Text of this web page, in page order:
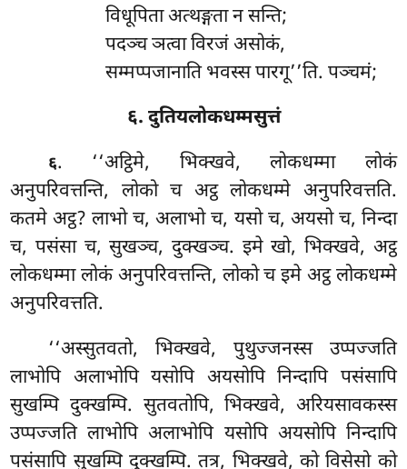
विधूपिता अत्थङ्गता न सन्ति;
पदञ्च ञत्वा विरजं असोकं,
सम्मप्पजानाति भवस्स पारगू’’ति. पञ्चमं;
६. दुतियलोकधम्मसुत्तं
६. ‘‘अट्ठिमे, भिक्खवे, लोकधम्मा लोकं
अनुपरिवत्तन्ति, लोको च अट्ठ लोकधम्मे अनुपरिवत्तति.
कतमे अट्ठ? लाभो च, अलाभो च, यसो च, अयसो च, निन्दा
च, पसंसा च, सुखञ्च, दुक्खञ्च. इमे खो, भिक्खवे, अट्ठ
लोकधम्मा लोकं अनुपरिवत्तन्ति, लोको च इमे अट्ठ लोकधम्मे
अनुपरिवत्तति.
‘‘अस्सुतवतो, भिक्खवे, पुथुज्जनस्स उप्पज्जति
लाभोपि अलाभोपि यसोपि अयसोपि निन्दापि पसंसापि
सुखम्पि दुक्खम्पि. सुतवतोपि, भिक्खवे, अरियसावकस्स
उप्पज्जति लाभोपि अलाभोपि यसोपि अयसोपि निन्दापि
पसंसापि सुखम्पि दुक्खम्पि. तत्र, भिक्खवे, को विसेसो को